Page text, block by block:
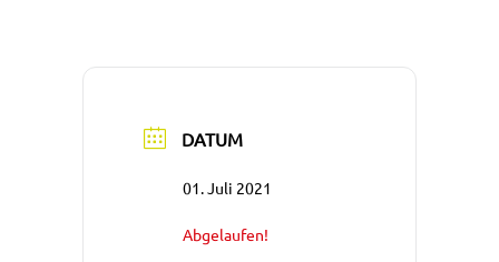
DATUM
01. Juli 2021
Abgelaufen!